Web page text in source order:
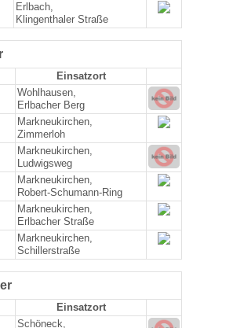
Erlbach,
Klingenthaler Straße
Einsatzort
Wohlhausen,
Erlbacher Berg
Markneukirchen,
Zimmerloh
Markneukirchen,
Ludwigsweg
Markneukirchen,
Robert-Schumann-Ring
Markneukirchen,
Erlbacher Straße
Markneukirchen,
Schillerstraße
Einsatzort
Schöneck,